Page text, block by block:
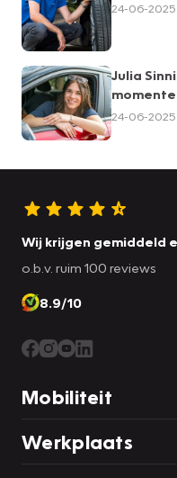
24-06-2025
Julia
24-06-2025
Wij krijgen gemiddeld
o.b.v. ruim 100 reviews
8.9/10
Mobiliteit
Werkplaats